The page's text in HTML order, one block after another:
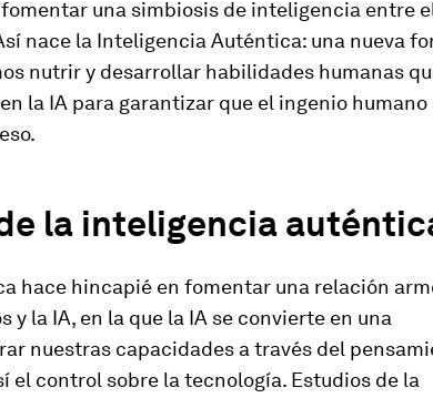
una simbiosis de inteligencia entre
nace la Inteligencia Auténtica: una nueva
nutrir y desarrollar habilidades humanas
la IA para garantizar que el ingenio humano
la inteligencia
hace hincapié en fomentar una relación
y la IA, en la que la IA se convierte en una
nuestras capacidades a través del
el control sobre la tecnología. Estudios de la